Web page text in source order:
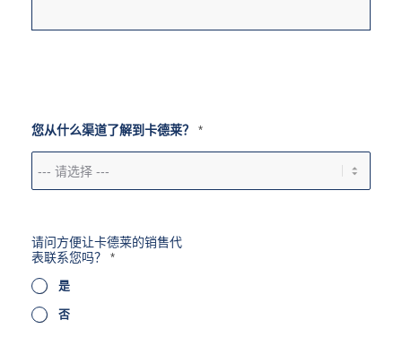
您从什么渠道了解到卡德莱？ *
请问方便让卡德莱的销售代
表联系您吗？ *
是
否